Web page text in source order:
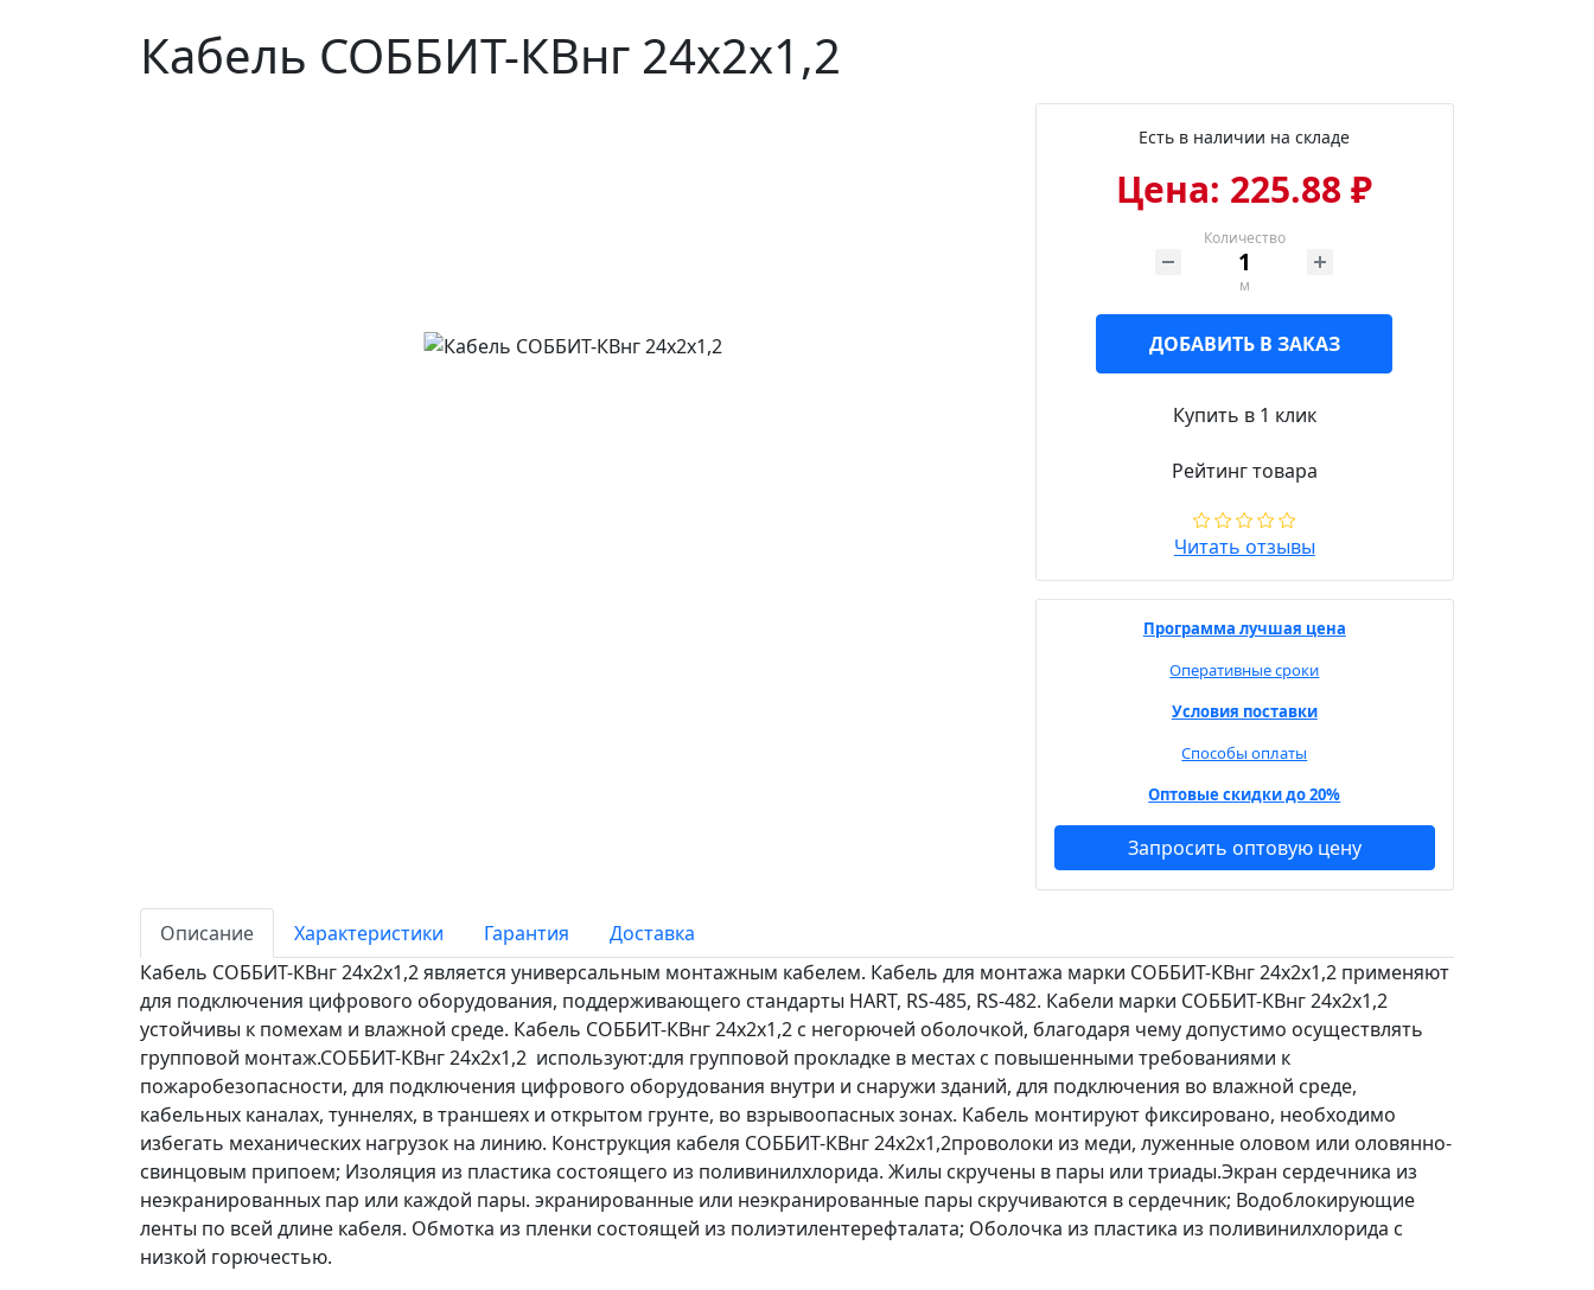
Кабель СОББИТ-КВнг 24х2х1,2
Есть в наличии на складе
Цена: 225.88 ₽
Количество
м
ДОБАВИТЬ В ЗАКАЗ
Купить в 1 клик
Рейтинг товара
Читать отзывы
Программа лучшая цена
Оперативные сроки
Условия поставки
Способы оплаты
Оптовые скидки до 20%
Запросить оптовую цену
Описание Характеристики Гарантия
Доставка
Кабель СОББИТ-КВнг 24х2х1,2 является универсальным монтажным кабелем. Кабель для монтажа марки СОББИТ-КВнг 24х2х1,2 применяют
для подключения цифрового оборудования, поддерживающего стандарты HART, RS-485, RS-482. Кабели марки СОББИТ-КВнг 24х2х1,2
устойчивы к помехам и влажной среде. Кабель СОББИТ-КВнг 24х2х1,2 с негорючей оболочкой, благодаря чему допустимо осуществлять
групповой монтаж.СОББИТ-КВнг 24х2х1,2 используют:для групповой прокладке в местах с повышенными требованиями к
пожаробезопасности, для подключения цифрового оборудования внутри и снаружи зданий, для подключения во влажной среде,
кабельных каналах, туннелях, в траншеях и открытом грунте, во взрывоопасных зонах. Кабель монтируют фиксировано, необходимо
избегать механических нагрузок на линию. Конструкция кабеля СОББИТ-КВнг 24х2х1,2проволоки из меди, луженные оловом или оловянно-
свинцовым припоем; Изоляция из пластика состоящего из поливинилхлорида. Жилы скручены в пары или триады.Экран сердечника из
неэкранированных пар или каждой пары. экранированные или неэкранированные пары скручиваются в сердечник; Водоблокирующие
ленты по всей длине кабеля. Обмотка из пленки состоящей из полиэтилентерефталата; Оболочка из пластика из поливинилхлорида с
низкой горючестью.